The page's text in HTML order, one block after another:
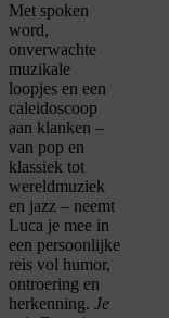
Met spoken
word,
onverwachte
muzikale
loopjes en een
caleidoscoop
aan klanken –
van pop en
klassiek tot
wereldmuziek
en jazz – neemt
Luca je mee in
een persoonlijke
reis vol humor,
ontroering en
herkenning. Je